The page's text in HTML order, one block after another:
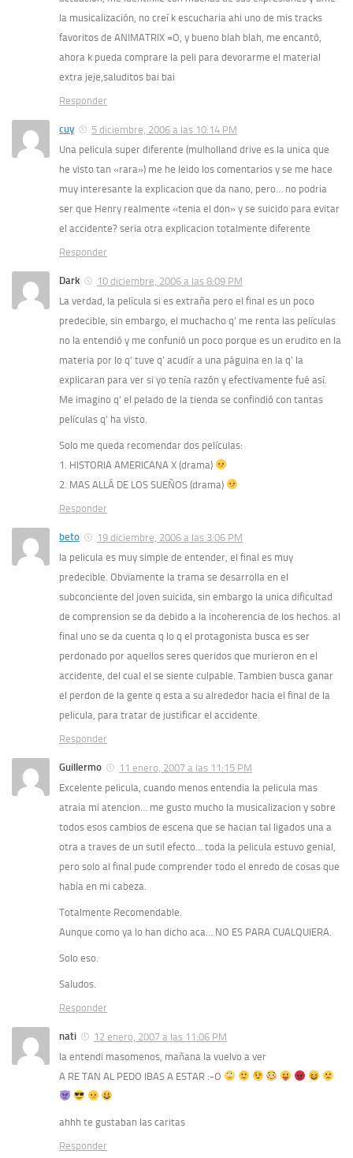
la musicalización, no creí k escucharia ahi uno de mis tracks
favoritos de ANIMATRIX =O, y bueno blah blah, me encantó,
ahora k pueda comprare la peli para devorarme el material
extra jeje,saluditos bai bai
Responder
cuy
5 diciembre, 2006 a las 10:14 PM
Una pelicula super diferente (mulholland drive es la unica que
he visto tan «rara») me he leido los comentarios y se me hace
muy interesante la explicacion que da nano, pero… no podria
ser que Henry realmente «tenia el don» y se suicido para evitar
el accidente? seria otra explicacion totalmente diferente
Responder
Dark
10 diciembre, 2006 a las 8:09 PM
La verdad, la película si es extraña pero el final es un poco
predecible, sin embargo, el muchacho q’ me renta las películas
no la entendió y me confunió un poco porque es un erudito en la
materia por lo q’ tuve q’ acudír a una páguina en la q’ la
explicaran para ver si yo tenía razón y efectivamente fué así.
Me imagino q’ el pelado de la tienda se confindió con tantas
películas q’ ha visto.
Solo me queda recomendar dos películas:
1. HISTORIA AMERICANA X (drama)
2. MAS ALLÁ DE LOS SUEÑOS (drama)
Responder
beto
19 diciembre, 2006 a las 3:06 PM
la pelicula es muy simple de entender, el final es muy
predecible. Obviamente la trama se desarrolla en el
subconciente del joven suicida, sin embargo la unica dificultad
de comprension se da debido a la incoherencia de los hechos. al
final uno se da cuenta q lo q el protagonista busca es ser
perdonado por aquellos seres queridos que murieron en el
accidente, del cual el se siente culpable. Tambien busca ganar
el perdon de la gente q esta a su alrededor hacia el final de la
pelicula, para tratar de justificar el accidente.
Responder
Guillermo
11 enero, 2007 a las 11:15 PM
Excelente pelicula, cuando menos entendia la pelicula mas
atraia mi atencion… me gusto mucho la musicalizacion y sobre
todos esos cambios de escena que se hacian tal ligados una a
otra a traves de un sutil efecto… toda la pelicula estuvo genial,
pero solo al final pude comprender todo el enredo de cosas que
habia en mi cabeza.
Totalmente Recomendable.
Aunque como ya lo han dicho aca… NO ES PARA CUALQUIERA.
Solo eso.
Saludos.
Responder
nati
12 enero, 2007 a las 11:06 PM
la entendi masomenos, mañana la vuelvo a ver
A RE TAN AL PEDO IBAS A ESTAR :-O
ahhh te gustaban las caritas
Responder